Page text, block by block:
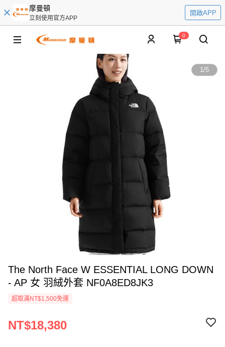
摩曼頓
立刻使用官方APP
開啟APP
0
1/5
The North Face W ESSENTIAL LONG DOWN
- AP 女 羽絨外套 NF0A8ED8JK3
超取滿NT$1,500免運
NT$18,380